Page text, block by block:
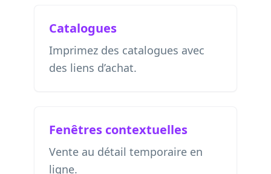
Catalogues
Imprimez des catalogues avec
des liens d’achat.
Fenêtres contextuelles
Vente au détail temporaire en
ligne.